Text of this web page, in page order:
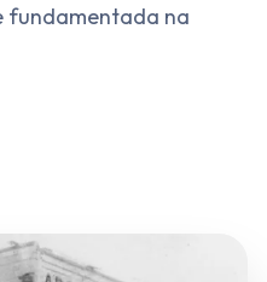
fundamentada na